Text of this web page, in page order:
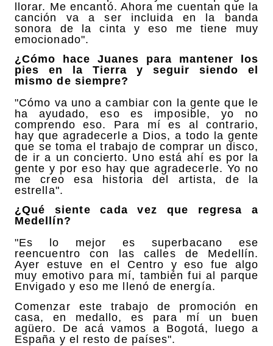
llorar. Me encantó. Ahora me cuentan que la
canción va a ser incluida en la banda
sonora de la cinta y eso me tiene muy
emocionado".
¿Cómo hace Juanes para mantener los
pies en la Tierra y seguir siendo el
mismo de siempre?
"Cómo va uno a cambiar con la gente que le
ha ayudado, eso es imposible, yo no
comprendo eso. Para mí es al contrario,
hay que agradecerle a Dios, a todo la gente
que se toma el trabajo de comprar un disco,
de ir a un concierto. Uno está ahí es por la
gente y por eso hay que agradecerle. Yo no
me creo esa historia del artista, de la
estrella".
¿Qué siente cada vez que regresa a
Medellín?
"Es lo mejor es superbacano ese
reencuentro con las calles de Medellín.
Ayer estuve en el Centro y eso fue algo
muy emotivo para mí, también fui al parque
Envigado y eso me llenó de energía.
Comenzar este trabajo de promoción en
casa, en medallo, es para mí un buen
agüero. De acá vamos a Bogotá, luego a
España y el resto de países".